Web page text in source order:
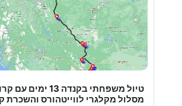
טיול משפחתי בקנדה 13
מסלול מקלגרי לווייטהורס והשכרת